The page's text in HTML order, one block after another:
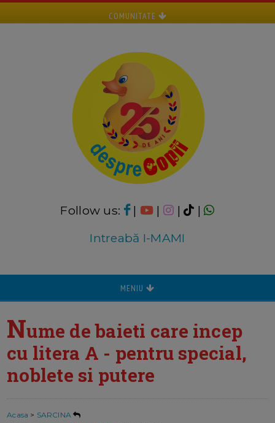
COMUNITATE
Follow us: | | |
|
Intreabă I-MAMI
MENIU
Nume de baieti care incep
cu litera A - pentru special,
noblete si putere
Acasa > SARCINA